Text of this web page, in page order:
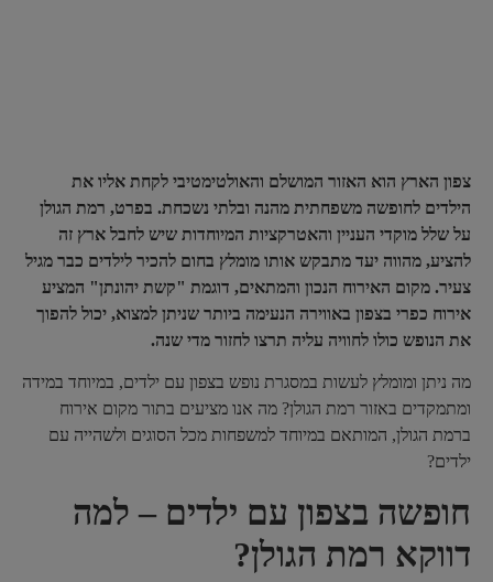
צפון הארץ הוא האזור המושלם והאולטימטיבי לקחת אליו את
הילדים לחופשה משפחתית מהנה ובלתי נשכחת. בפרט, רמת הגולן
על שלל מוקדי העניין והאטרקציות המיוחדות שיש לחבל ארץ זה
להציע, מהווה יעד מתבקש אותו מומלץ בחום להכיר לילדים כבר מגיל
צעיר. מקום האירוח הנכון והמתאים, דוגמת "קשת יהונתן" המציע
אירוח כפרי בצפון באווירה הנעימה ביותר שניתן למצוא, יכול להפוך
את הנופש כולו לחוויה עליה תרצו לחזור מדי שנה.
מה ניתן ומומלץ לעשות במסגרת נופש בצפון עם ילדים, במיוחד במידה
ומתמקדים באזור רמת הגולן? מה אנו מציעים בתור מקום אירוח
ברמת הגולן, המותאם במיוחד למשפחות מכל הסוגים ולשהייה עם
ילדים?
חופשה בצפון עם ילדים – למה
דווקא רמת הגולן?